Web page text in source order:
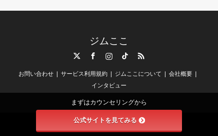
ジムここ
TikTok RSS
お問い合わせ サービス利用規約 ジムここについて
会社概要
インタビュー
©ジムここ . All Rights Reserved.
まずはカウンセリングから
公式サイトを見てみる